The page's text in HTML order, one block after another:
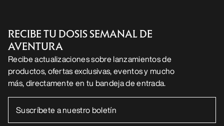
RECIBE TU DOSIS SEMANAL DE
AVENTURA
Recibe actualizaciones sobre lanzamientos de
productos, ofertas exclusivas, eventos y mucho
más, directamente en tu bandeja de entrada.